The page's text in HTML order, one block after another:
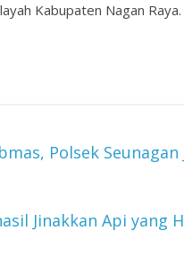
Kabupaten Nagan Raya.
Polsek Seunagan
Jinakkan Api yang